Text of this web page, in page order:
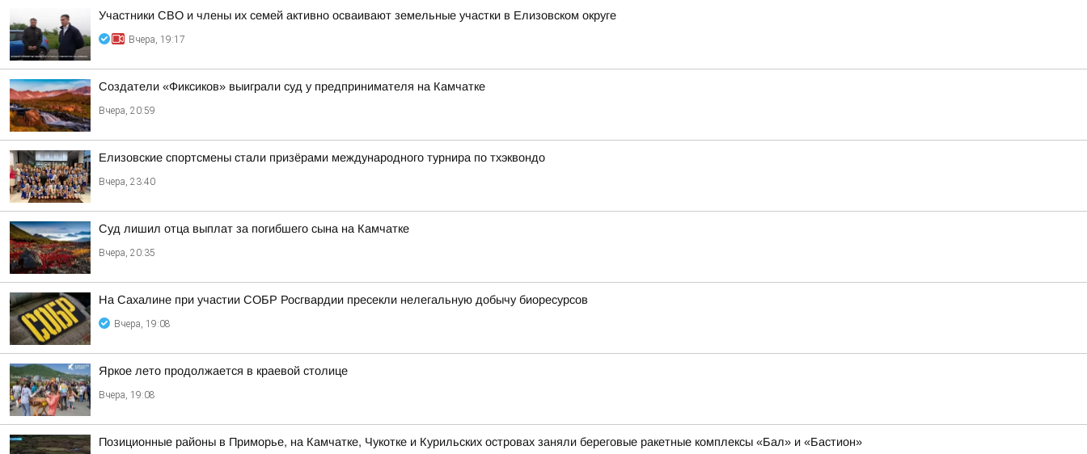
Участники СВО и члены их семей активно осваивают земельные участки в Елизовском округе
Вчера, 19:17
Создатели «Фиксиков» выиграли суд у предпринимателя на Камчатке
Вчера, 20:59
Елизовские спортсмены стали призёрами международного турнира по тхэквондо
Вчера, 23:40
Суд лишил отца выплат за погибшего сына на Камчатке
Вчера, 20:35
На Сахалине при участии СОБР Росгвардии пресекли нелегальную добычу биоресурсов
Вчера, 19:08
Яркое лето продолжается в краевой столице
Вчера, 19:08
Позиционные районы в Приморье, на Камчатке, Чукотке и Курильских островах заняли береговые ракетные комплексы «Бал» и «Бастион»